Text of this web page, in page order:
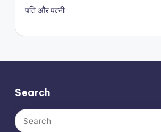
पति और पत्नी
Search